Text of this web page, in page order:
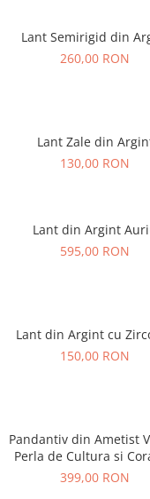
Lant Semirigid din
260,00 RON
Lant Zale din
130,00 RON
Lant din Argint
595,00 RON
Lant din Argint cu
150,00 RON
Pandantiv din Ametist
Perla de Cultura si
Lant din Argint
399,00 RON